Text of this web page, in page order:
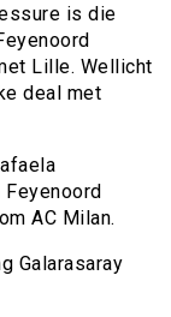
is die
Lille. Wellicht
deal met
AC Milan.
Galarasaray